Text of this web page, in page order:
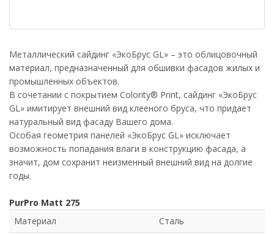
Металлический сайдинг «ЭкоБрус GL» – это облицовочный
материал, предназначенный для обшивки фасадов жилых и
промышленных объектов.
В сочетании с покрытием Colority® Print, сайдинг «ЭкоБрус
GL» имитирует внешний вид клееного бруса, что придает
натуральный вид фасаду Вашего дома.
Особая геометрия панелей «ЭкоБрус GL» исключает
возможность попадания влаги в конструкцию фасада, а
значит, дом сохранит неизменный внешний вид на долгие
годы.
PurPro Matt 275
Материал
Сталь